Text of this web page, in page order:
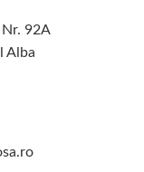
92A
Alba